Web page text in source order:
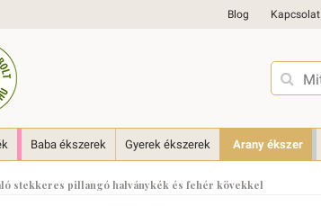
Blog Kapcsolat
Baba ékszerek Gyerek ékszerek Arany ékszer
stekkeres pillangó halványkék és fehér kövekkel